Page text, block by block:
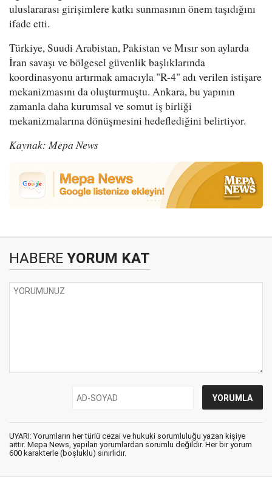
uluslararası girişimlere katkı sunmasının önem taşıdığını
ifade etti.
Türkiye, Suudi Arabistan, Pakistan ve Mısır son aylarda
İran savaşı ve bölgesel güvenlik başlıklarında
koordinasyonu artırmak amacıyla "R-4" adı verilen istişare
mekanizmasını da oluşturmuştu. Ankara, bu yapının
zamanla daha kurumsal ve somut iş birliği
mekanizmalarına dönüşmesini hedeflediğini belirtiyor.
Kaynak: Mepa News
HABERE YORUM KAT
UYARI: Yorumların her türlü cezai ve hukuki sorumluluğu yazan kişiye
aittir. Mepa News, yapılan yorumlardan sorumlu değildir. Her bir yorum
600 karakterle (boşluklu) sınırlıdır.